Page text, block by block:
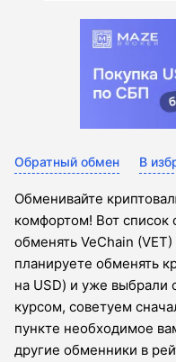
Обратный обмен В
Обменивайте
комфортом! Вот список
обменять VeChain
планируете обменять
на USD) и уже
курсом, советуем
пункте необходимое
другие обменники в